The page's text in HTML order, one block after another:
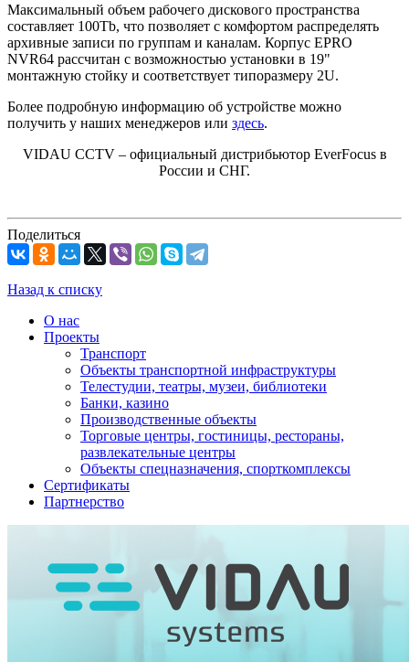
Максимальный объем рабочего дискового пространства
составляет 100Tb, что позволяет с комфортом распределять
архивные записи по группам и каналам. Корпус EPRO
NVR64 рассчитан с возможностью установки в 19"
монтажную стойку и соответствует типоразмеру 2U.
Более подробную информацию об устройстве можно
получить у наших менеджеров или здесь.
VIDAU CCTV – официальный дистрибьютор EverFocus в
России и СНГ.
Поделиться
Назад к списку
О нас
Проекты
Транспорт
Объекты транспортной инфраструктуры
Телестудии, театры, музеи, библиотеки
Банки, казино
Производственные объекты
Торговые центры, гостиницы, рестораны,
развлекательные центры
Объекты спецназначения, спорткомплексы
Сертификаты
Партнерство